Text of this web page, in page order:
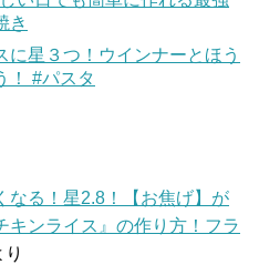
き
に星３つ！ウインナーとほう
！ #パスタ
なる！星2.8！【お焦げ】が
キンライス』の作り方！フラ
り